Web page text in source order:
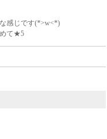
感じです(*>w<*)
めて★5
ら手も足も水玉になってました